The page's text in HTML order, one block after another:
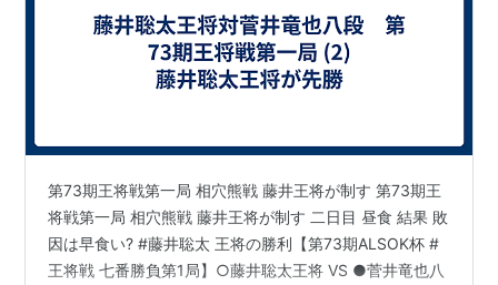
第73期王将戦第一局 相穴熊戦 藤井王将が制す 第73期王
将戦第一局 相穴熊戦 藤井王将が制す 二日目 昼食 結果 敗
因は早食い? #藤井聡太 王将の勝利【第73期ALSOK杯 #
王将戦 七番勝負第1局】○藤井聡太王将 VS ●菅井竜也八